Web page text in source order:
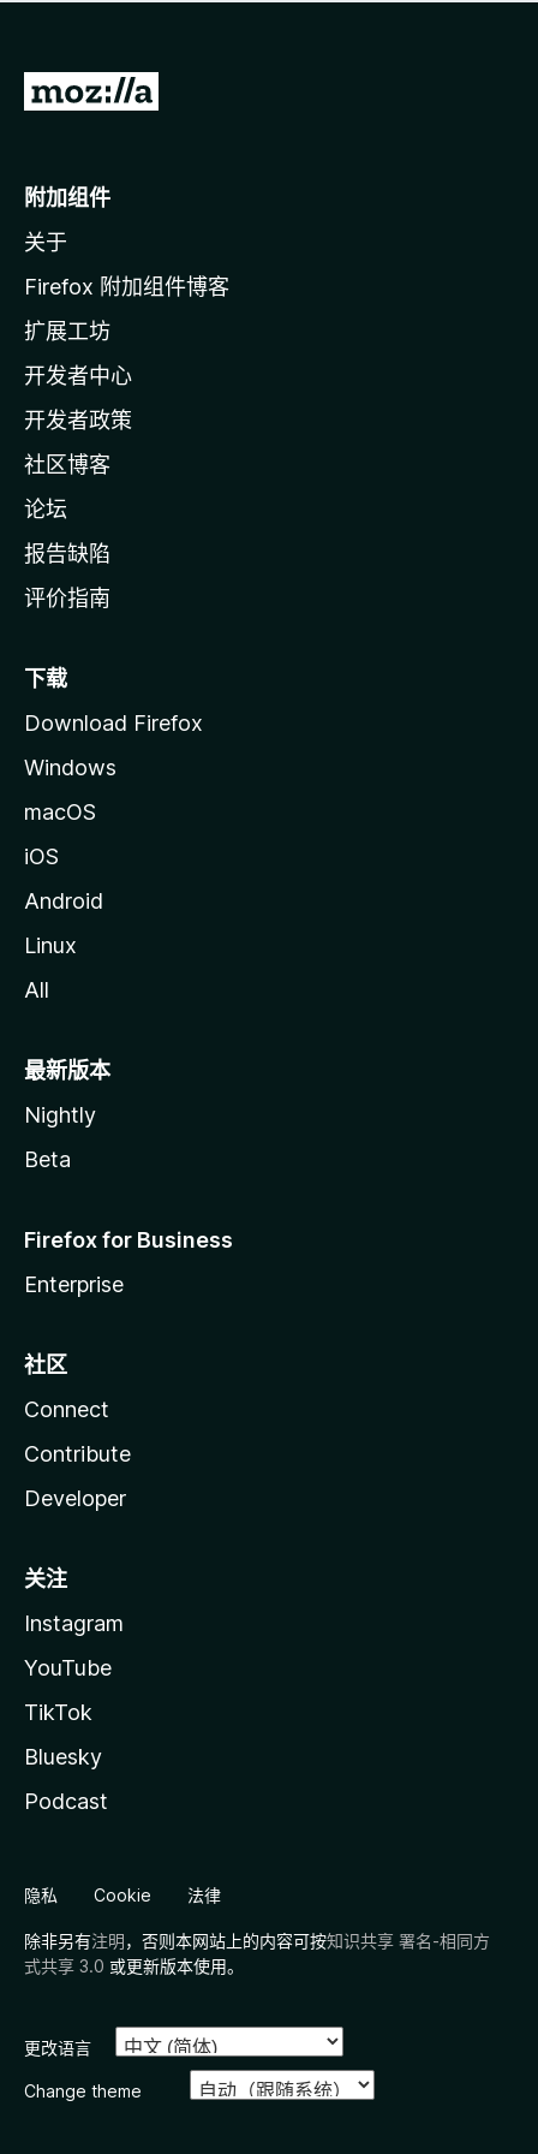
无
转
o
i
l
a
主
页
附加组件
关于
Firefox 附加组件博客
扩展工坊
开发者中心
开发者政策
社区博客
论坛
报告缺陷
评价指南
下载
Download Firefox
Windows
macOS
iOS
Android
Linux
All
最新版本
Nightly
Beta
Firefox for Business
Enterprise
社区
Connect
Contribute
Developer
关注
Instagram
YouTube
TikTok
Bluesky
Podcast
隐私 Cookie 法律
除非另有注明，否则本网站上的内容可按知识共享 署名-相同方
式共享 3.0 或更新版本使用。
更改语言
Change theme